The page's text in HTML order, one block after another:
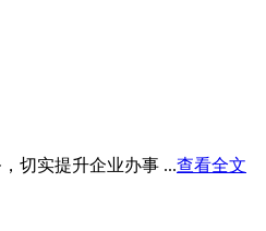
切实提升企业办事 ...查看全文